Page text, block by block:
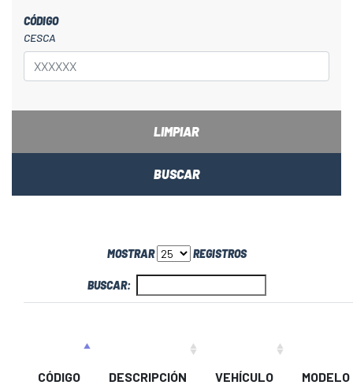
CÓDIGO
CESCA
LIMPIAR
BUSCAR
MOSTRAR REGISTROS
BUSCAR:
CÓDIGO DESCRIPCIÓN VEHÍCULO MODELO